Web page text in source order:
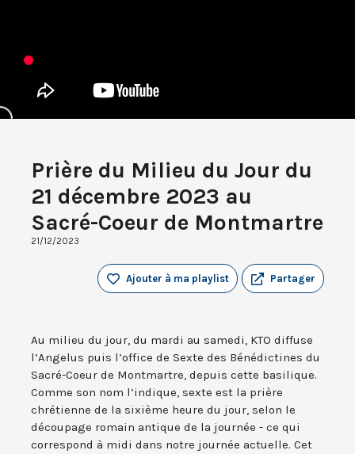
Prière du Milieu du Jour du
21 décembre 2023 au
Sacré-Coeur de Montmartre
21/12/2023
Partager
Ajouter à ma playlist
Au milieu du jour, du mardi au samedi, KTO diffuse
l’Angelus puis l’office de Sexte des Bénédictines du
Sacré-Coeur de Montmartre, depuis cette basilique.
Comme son nom l’indique, sexte est la prière
chrétienne de la sixième heure du jour, selon le
découpage romain antique de la journée - ce qui
correspond à midi dans notre journée actuelle. Cet